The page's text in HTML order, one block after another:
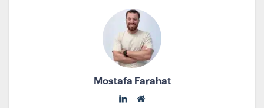
Mostafa Farahat